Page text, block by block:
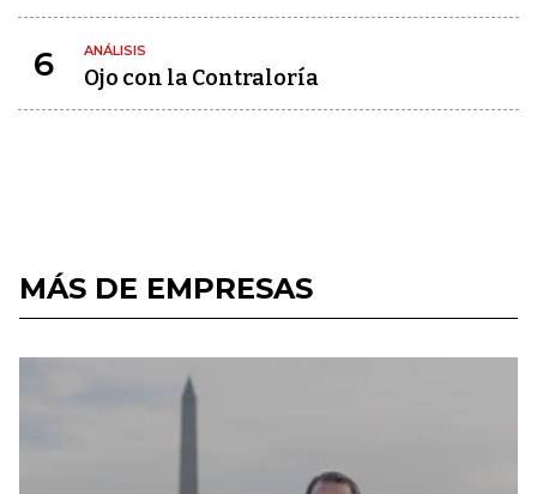
6 ANÁLISIS
Ojo con la Contraloría
MÁS DE EMPRESAS